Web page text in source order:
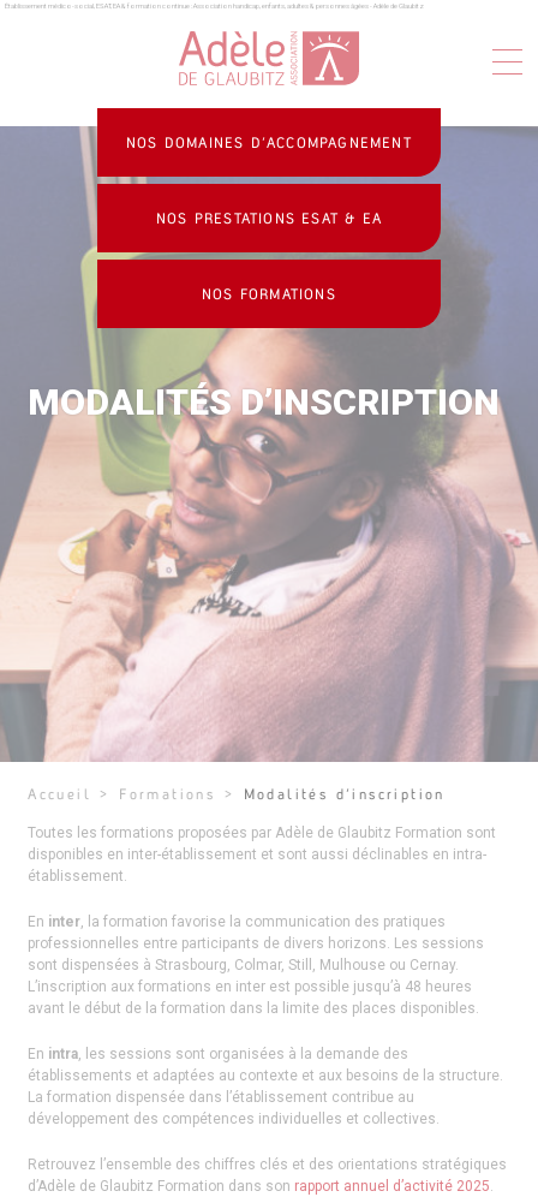
Panneau de gestion des cookies
Établissement médico-social, ESAT, EA & formation continue : Association handicap, enfants, adultes & personnes âgées - Adèle de Glaubitz
NOS DOMAINES D’ACCOMPAGNEMENT
NOS PRESTATIONS ESAT & EA
NOS FORMATIONS
MODALITÉS D’INSCRIPTION
Accueil > Formations > Modalités d’inscription
Toutes les formations proposées par Adèle de Glaubitz Formation sont
disponibles en inter-établissement et sont aussi déclinables en intra-
établissement.
En inter, la formation favorise la communication des pratiques
professionnelles entre participants de divers horizons. Les sessions
sont dispensées à Strasbourg, Colmar, Still, Mulhouse ou Cernay.
L’inscription aux formations en inter est possible jusqu’à 48 heures
avant le début de la formation dans la limite des places disponibles.
En intra, les sessions sont organisées à la demande des
établissements et adaptées au contexte et aux besoins de la structure.
La formation dispensée dans l’établissement contribue au
développement des compétences individuelles et collectives.
Retrouvez l’ensemble des chiffres clés et des orientations stratégiques
d’Adèle de Glaubitz Formation dans son rapport annuel d’activité 2025.